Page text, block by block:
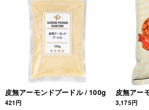
皮無アーモンドプードル / 100g
421円
皮無アー
3,175円